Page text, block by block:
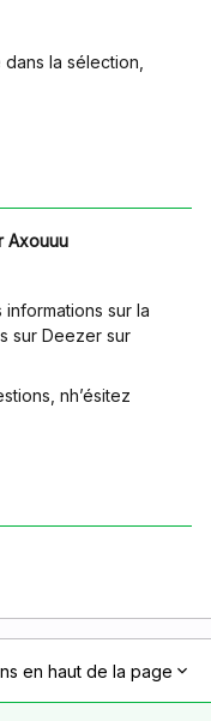
la sélection,
Axouuu
sur la
sur Deezer sur
nh’ésitez
en haut de la page